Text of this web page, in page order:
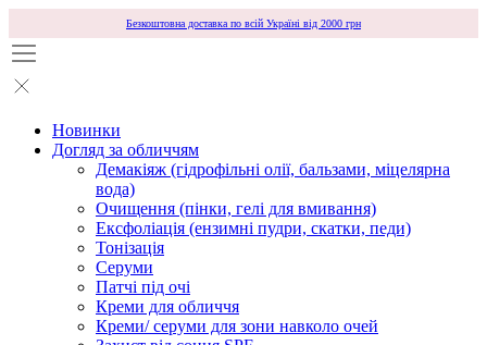
Безкоштовна доставка по всій Україні від 2000 грн
Новинки
Догляд за обличчям
Демакіяж (гідрофільні олії, бальзами, міцелярна
вода)
Очищення (пінки, гелі для вмивання)
Ексфоліація (ензимні пудри, скатки, педи)
Тонізація
Серуми
Патчі під очі
Креми для обличчя
Креми/ серуми для зони навколо очей